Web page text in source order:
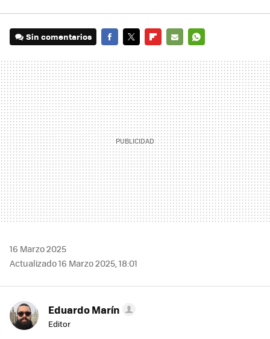
Sin comentarios
MAIL
16 Marzo 2025
Actualizado 16 Marzo 2025, 18:01
Eduardo Marín
Editor